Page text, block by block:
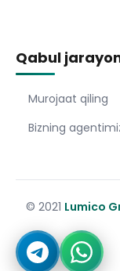
Qabul
Murojaat qiling
Bizning
© 2021 Lumico